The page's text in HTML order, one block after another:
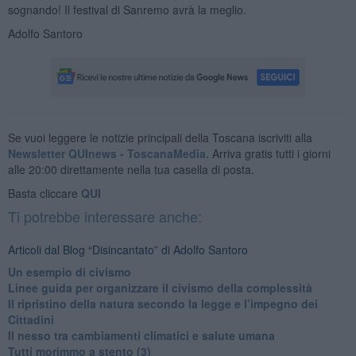
sognando! Il festival di Sanremo avrà la meglio.
Adolfo Santoro
Se vuoi leggere le notizie principali della Toscana iscriviti alla
Newsletter QUInews - ToscanaMedia. Arriva gratis tutti i giorni
alle 20:00 direttamente nella tua casella di posta.
Basta cliccare QUI
Ti potrebbe interessare anche:
Articoli dal Blog “Disincantato” di Adolfo Santoro
​Un esempio di civismo
​Linee guida per organizzare il civismo della complessità
​Il ripristino della natura secondo la legge e l’impegno dei
Cittadini
Il nesso tra cambiamenti climatici e salute umana
Tutti morimmo a stento (3)